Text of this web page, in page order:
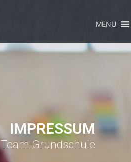
MENU
IMPRESSUM
Team Grundschule